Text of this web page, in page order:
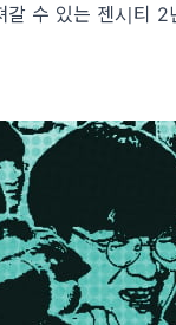
수 있는 젠시티